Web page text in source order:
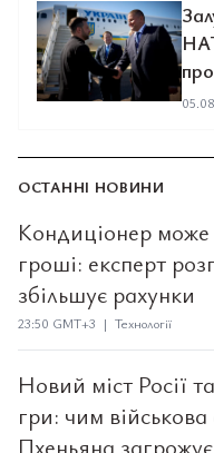
ОСТАННІ НОВИНИ
Кондиціонер може
гроші: експерт
збільшує рахунки
23:50 GMT+3 | Технології
Новий міст Росії
гри: чим
Пхеньяна